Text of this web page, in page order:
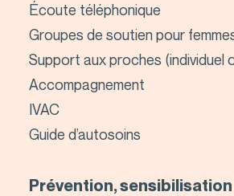
Écoute téléphonique
Groupes de soutien pour
Support aux proches (individuel
Accompagnement
IVAC
Guide d’autosoins
Prévention,